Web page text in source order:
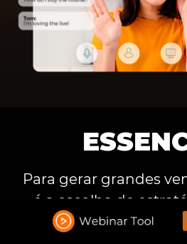
Para gerar grandes
é a escolha de
seu